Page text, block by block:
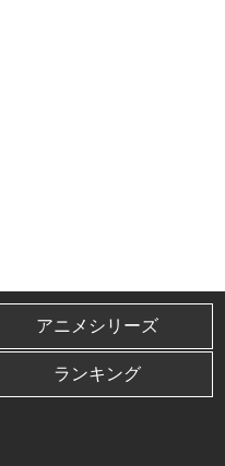
アニメシリーズ
ランキング